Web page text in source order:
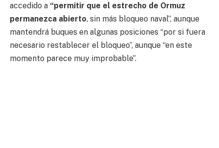
accedido a “permitir que el estrecho de Ormuz
permanezca abierto, sin más bloqueo naval”, aunque
mantendrá buques en algunas posiciones “por si fuera
necesario restablecer el bloqueo”, aunque “en este
momento parece muy improbable”.